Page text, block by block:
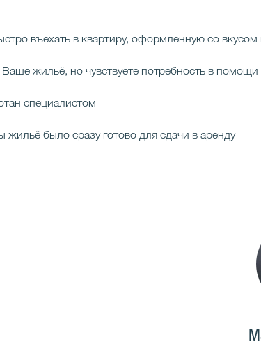
въехать в квартиру, оформленную со
жильё, но чувствуете потребность в помощи
специалистом
жильё было сразу готово для сдачи в аренду